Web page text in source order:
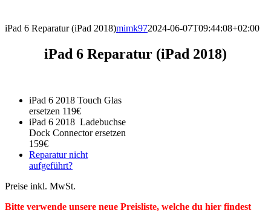
iPad 6 Reparatur (iPad 2018)mimk972024-06-07T09:44:08+02:00
iPad 6 Reparatur (iPad 2018)
iPad 6 2018 Touch Glas
ersetzen 119€
iPad 6 2018 Ladebuchse
Dock Connector ersetzen
159€
Reparatur nicht
aufgeführt?
Preise inkl. MwSt.
Bitte verwende unsere neue Preisliste, welche du hier findest